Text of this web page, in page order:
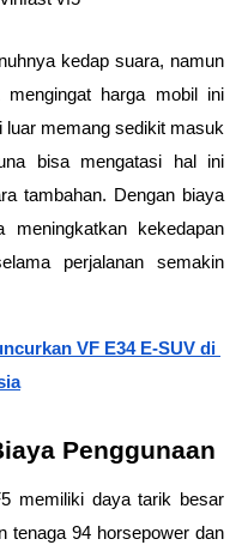
kedap suara, namun
harga mobil ini
luar memang sedikit masuk
bisa mengatasi hal ini
tambahan. Dengan biaya
kekedapan
perjalanan semakin
VF E34 E-SUV di
Penggunaan
memiliki daya tarik besar
tenaga 94 horsepower dan